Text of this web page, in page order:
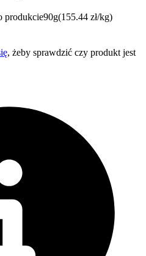
produkcie90g(155.44 zł/kg)
, żeby sprawdzić czy produkt jest